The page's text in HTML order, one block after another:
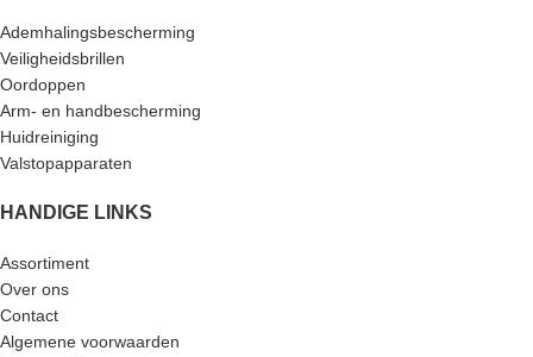
Ademhalingsbescherming
Veiligheidsbrillen
Oordoppen
Arm- en handbescherming
Huidreiniging
Valstopapparaten
HANDIGE LINKS
Assortiment
Over ons
Contact
Algemene voorwaarden